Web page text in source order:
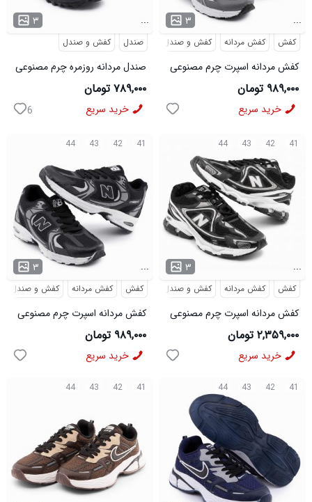
۳ ...
صندل کفش و صندل
صندل مردانه روزمره چرم مصنوعی
مشکی مدل 50715
۷۸۹,۰۰۰ تومان
خرید سریع 6
۳ ...
کفش کفش مردانه کفش و صندل
کفش مردانه اسپرت چرم مصنوعی
50716
۹۸۹,۰۰۰ تومان
خرید سریع
41
42
43
44
۳ ...
کفش کفش مردانه کفش و صندل
کفش مردانه اسپرت چرم مصنوعی
50717
۹۸۹,۰۰۰ تومان
خرید سریع
41
42
43
44
۳ ...
کفش کفش مردانه کفش و صندل
کفش مردانه اسپرت چرم مصنوعی
50721
۲,۳۵۹,۰۰۰ تومان
خرید سریع
41
42
43
44 41
42
43
44